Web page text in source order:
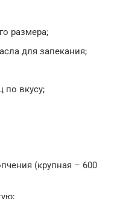
размера;
для запекания;
по вкусу;
(крупная – 600